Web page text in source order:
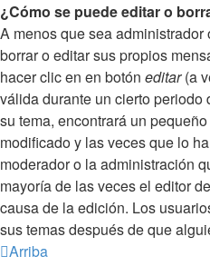
¿Cómo se puede editar o
A menos que sea
borrar o editar sus propios
hacer clic en en botón editar(a
válida durante un cierto
su tema, encontrará un
modificado y las veces que lo
moderador o la administración
mayoría de las veces el editor
causa de la edición. Los
sus temas después de que
Arriba